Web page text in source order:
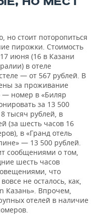
стоит поторопиться
пирожки. Стоимость
июня (16 в Казани
в отеле
— от 567 рублей. В
за проживание
— номер в «Биляр
за 13 500
тысяч рублей, в
(за шесть часов 16
в «Гранд отель
— 13 500 рублей.
сообщениями о том,
шесть часов
что
не осталось, как,
Казань». Впрочем,
отелей в наличие